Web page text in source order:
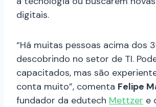
digitais.
“Há muitas pessoas acima dos
descobrindo no setor de TI.
capacitados, mas são
conta muito”, comenta Felipe
fundador da edutech Mettzer e